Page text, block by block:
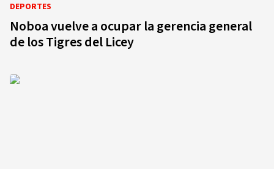
DEPORTES
Noboa vuelve a ocupar la gerencia general
de los Tigres del Licey